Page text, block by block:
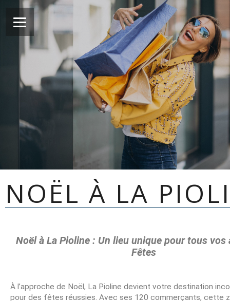
NOËL À LA
Noël à La Pioline : Un lieu unique pour tous vos
Fêtes
À l’approche de Noël, La Pioline devient votre destination
pour des fêtes réussies. Avec ses 120 commerçants, cette